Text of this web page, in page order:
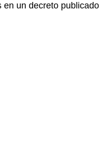
un decreto publicado